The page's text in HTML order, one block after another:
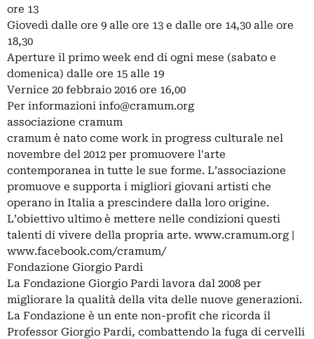
ore 13
Giovedì dalle ore 9 alle ore 13 e dalle ore 14,30 alle ore
18,30
Aperture il primo week end di ogni mese (sabato e
domenica) dalle ore 15 alle 19
Vernice 20 febbraio 2016 ore 16,00
Per informazioni info@cramum.org
associazione cramum
cramum è nato come work in progress culturale nel
novembre del 2012 per promuovere l'arte
contemporanea in tutte le sue forme. L’associazione
promuove e supporta i migliori giovani artisti che
operano in Italia a prescindere dalla loro origine.
L’obiettivo ultimo è mettere nelle condizioni questi
talenti di vivere della propria arte. www.cramum.org |
www.facebook.com/cramum/
Fondazione Giorgio Pardi
La Fondazione Giorgio Pardi lavora dal 2008 per
migliorare la qualità della vita delle nuove generazioni.
La Fondazione è un ente non-profit che ricorda il
Professor Giorgio Pardi, combattendo la fuga di cervelli